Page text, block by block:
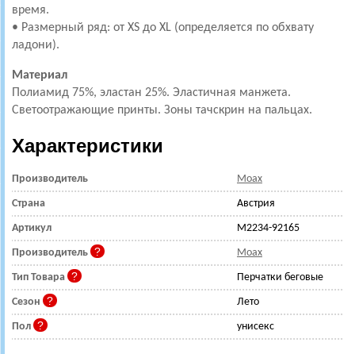
время.
• Размерный ряд: от XS до XL (определяется по обхвату
ладони).
Материал
Полиамид 75%, эластан 25%. Эластичная манжета.
Светоотражающие принты. Зоны тачскрин на пальцах.
Характеристики
Производитель Moax
Страна Австрия
Артикул M2234-92165
Производитель Moax
Тип Товара Перчатки беговые
Сезон Лето
Пол унисекс